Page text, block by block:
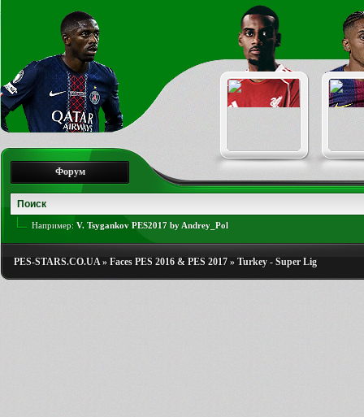
Форум
Например: V. Tsygankov PES2017 by Andrey_Pol
PES-STARS.CO.UA» Faces PES 2016 & PES 2017 » Turkey - Super Lig